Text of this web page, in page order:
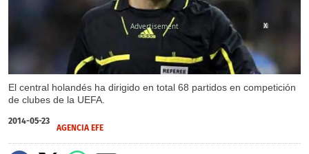
El central holandés ha dirigido en total 68 partidos en competición
de clubes de la UEFA.
X
2014-05-23
AGENCIA EFE